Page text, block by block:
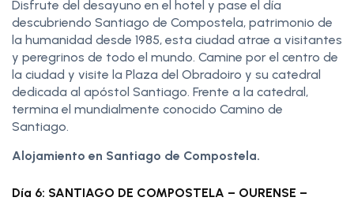
Disfrute del desayuno en el hotel y pase el día
descubriendo Santiago de Compostela, patrimonio de
la humanidad desde 1985, esta ciudad atrae a visitantes
y peregrinos de todo el mundo. Camine por el centro de
la ciudad y visite la Plaza del Obradoiro y su catedral
dedicada al apóstol Santiago. Frente a la catedral,
termina el mundialmente conocido Camino de
Santiago.
Alojamiento en Santiago de Compostela.
Día 6: SANTIAGO DE COMPOSTELA – OURENSE –